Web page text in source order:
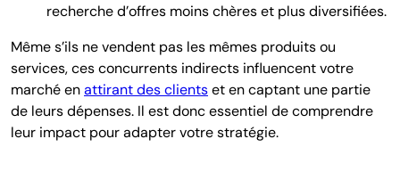
recherche d’offres moins chères et plus diversifiées.
Même s’ils ne vendent pas les mêmes produits ou
services, ces concurrents indirects influencent votre
marché enattirant des clientset en captant une partie
de leurs dépenses. Il est donc essentiel de comprendre
leur impact pour adapter votre stratégie.